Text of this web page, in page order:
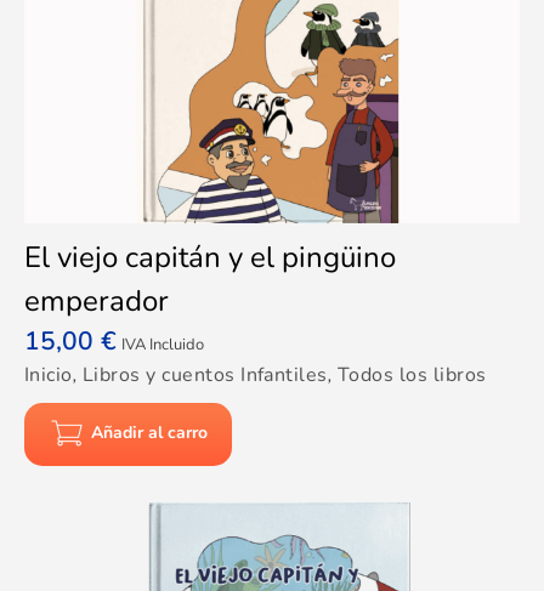
El viejo capitán y el pingüino
emperador
15,00 € IVA Incluido
Inicio, Libros y cuentos Infantiles, Todos los libros
Añadir al carro